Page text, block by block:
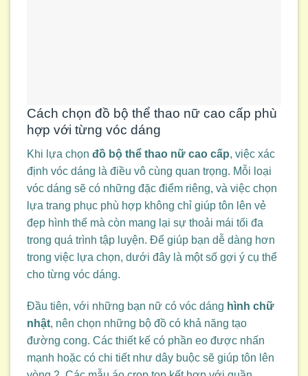
Cách chọn đồ bộ thể thao nữ cao cấp phù
hợp với từng vóc dáng
Khi lựa chọn đồ bộ thể thao nữ cao cấp, việc xác
định vóc dáng là điều vô cùng quan trọng. Mỗi loại
vóc dáng sẽ có những đặc điểm riêng, và việc chọn
lựa trang phục phù hợp không chỉ giúp tôn lên vẻ
đẹp hình thể mà còn mang lại sự thoải mái tối đa
trong quá trình tập luyện. Để giúp bạn dễ dàng hơn
trong việc lựa chọn, dưới đây là một số gợi ý cụ thể
cho từng vóc dáng.
Đầu tiên, với những bạn nữ có vóc dáng hình chữ
nhật, nên chọn những bộ đồ có khả năng tạo
đường cong. Các thiết kế có phần eo được nhấn
mạnh hoặc có chi tiết như dây buộc sẽ giúp tôn lên